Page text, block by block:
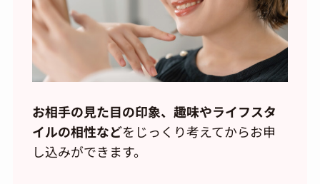
お相手の見た目の印象、趣味やライフスタ
イルの相性などをじっくり考えてからお申
し込みができます。